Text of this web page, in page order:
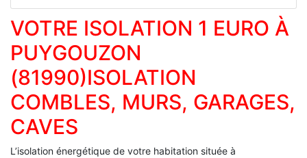
VOTRE ISOLATION 1 EURO À
PUYGOUZON
(81990)ISOLATION
COMBLES, MURS, GARAGES,
CAVES
L’isolation énergétique de votre habitation située à